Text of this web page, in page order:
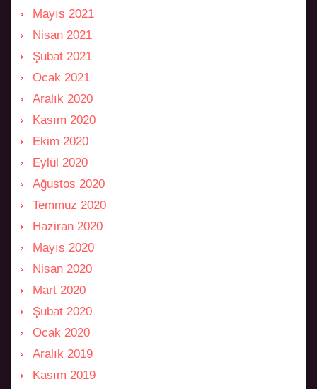
Mayıs 2021
Nisan 2021
Şubat 2021
Ocak 2021
Aralık 2020
Kasım 2020
Ekim 2020
Eylül 2020
Ağustos 2020
Temmuz 2020
Haziran 2020
Mayıs 2020
Nisan 2020
Mart 2020
Şubat 2020
Ocak 2020
Aralık 2019
Kasım 2019